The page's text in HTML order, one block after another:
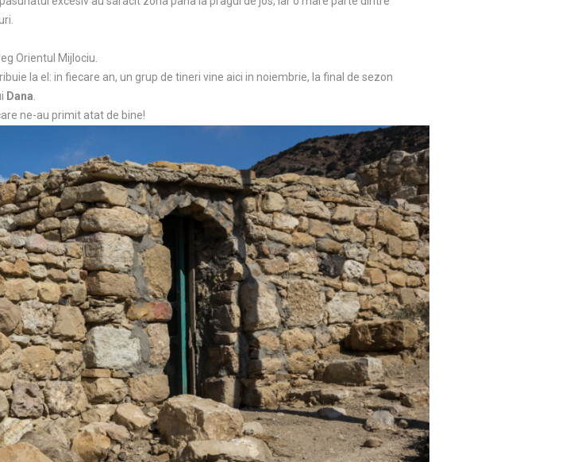
Orientul Mijlociu.
la el: in fiecare an, un grup de tineri vine aici in noiembrie, la final de sezon
Dana
ne-au primit atat de bine!